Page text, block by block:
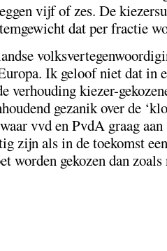
vijf of zes. De
dat per fractie
Ik geloof niet dat in
verhouding kiezer-
gezanik over de
vvd en PvdA graag
zijn als in de toekomst
worden gekozen dan